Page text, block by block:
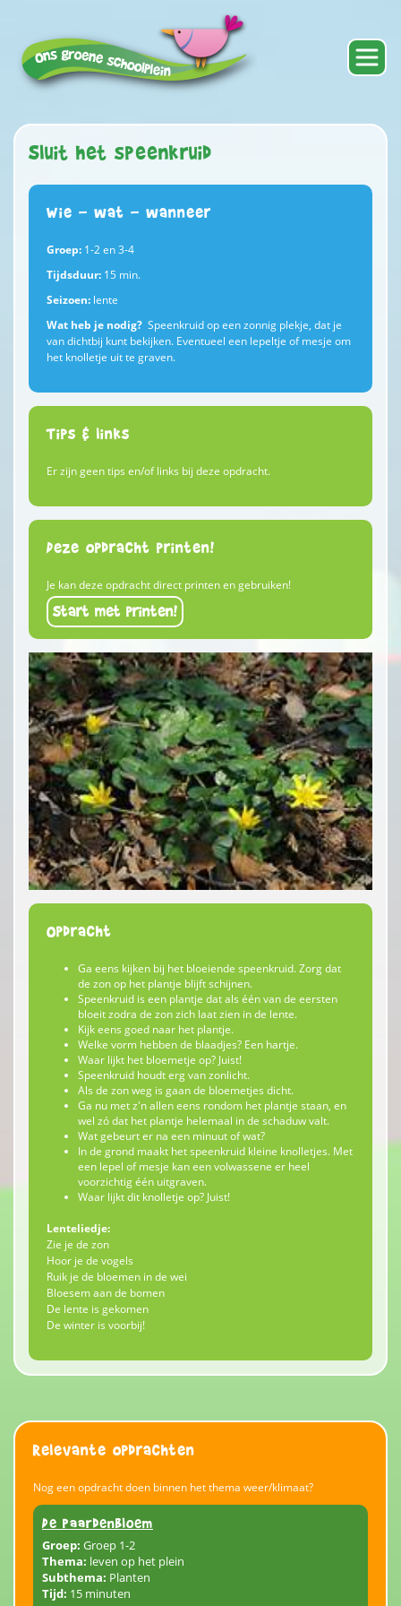
Sluit het speenkruid
Wie - wat - wanneer
Groep: 1-2 en 3-4
Tijdsduur: 15 min.
Seizoen: lente
Wat heb je nodig? Speenkruid op een zonnig plekje, dat je
van dichtbij kunt bekijken. Eventueel een lepeltje of mesje om
het knolletje uit te graven.
Tips & links
Er zijn geen tips en/of links bij deze opdracht.
Deze opdracht printen!
Je kan deze opdracht direct printen en gebruiken!
Start met printen!
Opdracht
Ga eens kijken bij het bloeiende speenkruid. Zorg dat
de zon op het plantje blijft schijnen.
Speenkruid is een plantje dat als één van de eersten
bloeit zodra de zon zich laat zien in de lente.
Kijk eens goed naar het plantje.
Welke vorm hebben de blaadjes? Een hartje.
Waar lijkt het bloemetje op? Juist!
Speenkruid houdt erg van zonlicht.
Als de zon weg is gaan de bloemetjes dicht.
Ga nu met z'n allen eens rondom het plantje staan, en
wel zó dat het plantje helemaal in de schaduw valt.
Wat gebeurt er na een minuut of wat?
In de grond maakt het speenkruid kleine knolletjes. Met
een lepel of mesje kan een volwassene er heel
voorzichtig één uitgraven.
Waar lijkt dit knolletje op? Juist!
Lenteliedje:
Zie je de zon
Hoor je de vogels
Ruik je de bloemen in de wei
Bloesem aan de bomen
De lente is gekomen
De winter is voorbij!
Relevante opdrachten
Nog een opdracht doen binnen het thema weer/klimaat?
De paardenbloem
Groep: Groep 1-2
Thema: leven op het plein
Subthema: Planten
Tijd: 15 minuten